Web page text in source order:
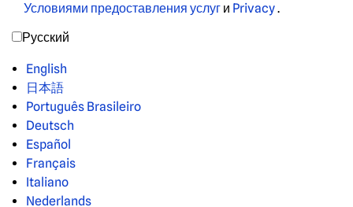
Условиями предоставления услуг и Privacy.
Русский
English
日本語
Português Brasileiro
Deutsch
Español
Français
Italiano
Nederlands